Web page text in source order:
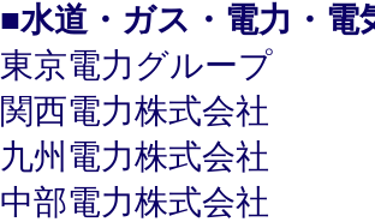
■水道・ガス・電力・電
東京電力グループ
関西電力株式会社
九州電力株式会社
中部電力株式会社